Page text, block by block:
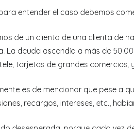
entender el caso debemos
de un clienta de una clienta de
La deuda ascendía a más de
tarjetas de grandes comercios,
es de mencionar que pese a
recargos, intereses, etc.,